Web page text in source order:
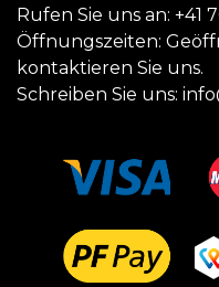
Rufen Sie uns an: +41
Öffnungszeiten:
kontaktieren Sie uns.
Schreiben Sie uns: